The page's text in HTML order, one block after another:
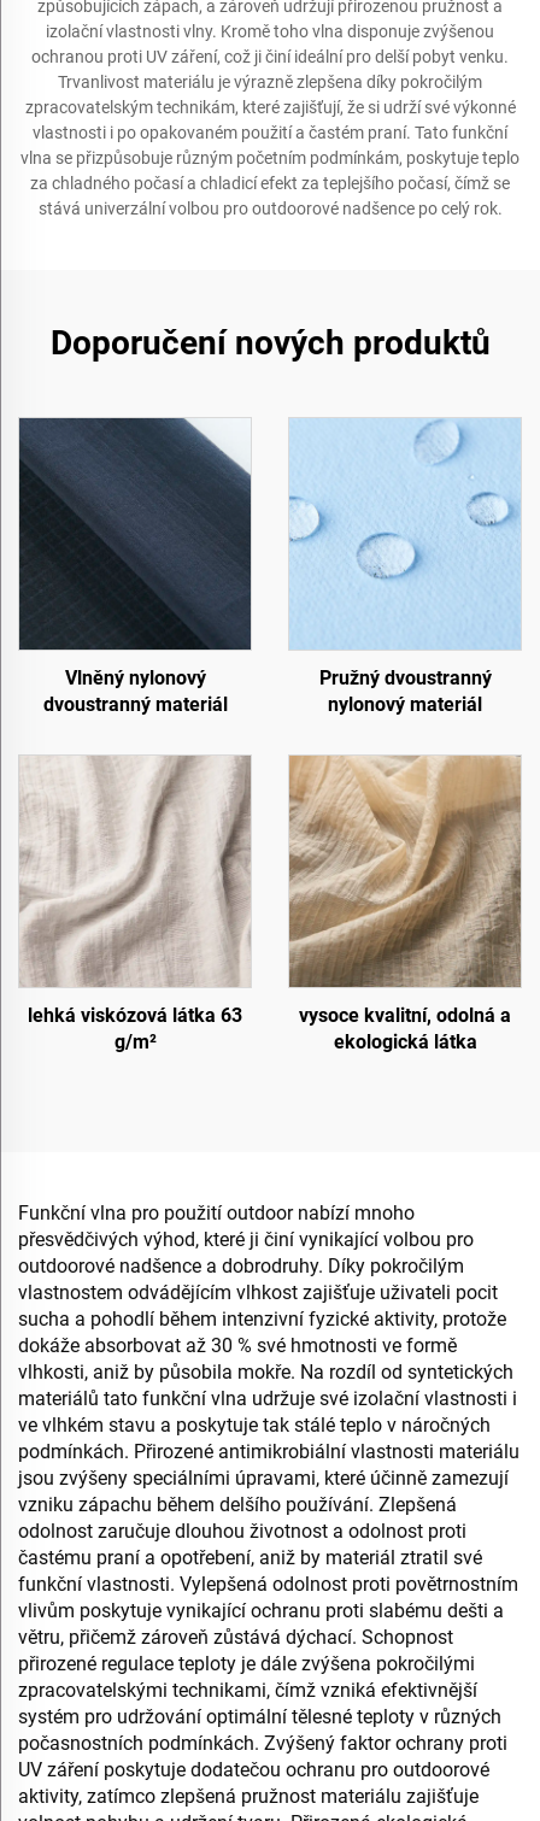
způsobujících zápach, a zároveň udržují přirozenou pružnost a
izolační vlastnosti vlny. Kromě toho vlna disponuje zvýšenou
ochranou proti UV záření, což ji činí ideální pro delší pobyt venku.
Trvanlivost materiálu je výrazně zlepšena díky pokročilým
zpracovatelským technikám, které zajišťují, že si udrží své výkonné
vlastnosti i po opakovaném použití a častém praní. Tato funkční
vlna se přizpůsobuje různým početním podmínkám, poskytuje teplo
za chladného počasí a chladicí efekt za teplejšího počasí, čímž se
stává univerzální volbou pro outdoorové nadšence po celý rok.
Doporučení nových produktů
Vlněný nylonový
dvoustranný materiál
Pružný dvoustranný
nylonový materiál
lehká viskózová látka 63
g/m²
vysoce kvalitní, odolná a
ekologická látka
Funkční vlna pro použití outdoor nabízí mnoho
přesvědčivých výhod, které ji činí vynikající volbou pro
outdoorové nadšence a dobrodruhy. Díky pokročilým
vlastnostem odvádějícím vlhkost zajišťuje uživateli pocit
sucha a pohodlí během intenzivní fyzické aktivity, protože
dokáže absorbovat až 30 % své hmotnosti ve formě
vlhkosti, aniž by působila mokře. Na rozdíl od syntetických
materiálů tato funkční vlna udržuje své izolační vlastnosti i
ve vlhkém stavu a poskytuje tak stálé teplo v náročných
podmínkách. Přirozené antimikrobiální vlastnosti materiálu
jsou zvýšeny speciálními úpravami, které účinně zamezují
vzniku zápachu během delšího používání. Zlepšená
odolnost zaručuje dlouhou životnost a odolnost proti
častému praní a opotřebení, aniž by materiál ztratil své
funkční vlastnosti. Vylepšená odolnost proti povětrnostním
vlivům poskytuje vynikající ochranu proti slabému dešti a
větru, přičemž zároveň zůstává dýchací. Schopnost
přirozené regulace teploty je dále zvýšena pokročilými
zpracovatelskými technikami, čímž vzniká efektivnější
systém pro udržování optimální tělesné teploty v různých
počasnostních podmínkách. Zvýšený faktor ochrany proti
UV záření poskytuje dodatečou ochranu pro outdoorové
aktivity, zatímco zlepšená pružnost materiálu zajišťuje